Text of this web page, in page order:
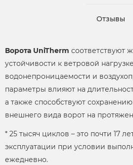
Отзывы
Ворота UniTherm соответствуют
устойчивости к ветровой
водонепроницаемости и
параметры влияют на
а также способствуют
внешнего вида ворот на
* 25 тысяч циклов – это почти 17
эксплуатации при условии
ежедневно.